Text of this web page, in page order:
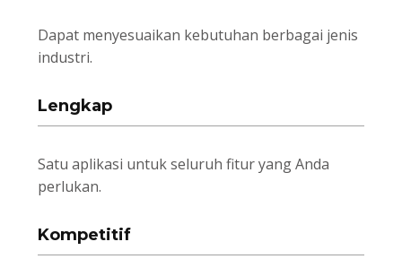
Dapat menyesuaikan kebutuhan berbagai jenis
industri.
Lengkap
Satu aplikasi untuk seluruh fitur yang Anda
perlukan.
Kompetitif